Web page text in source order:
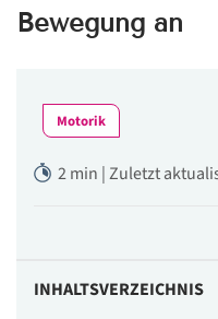
Bewegung an
Motorik
2 min | Zuletzt
INHALTSVERZEICHNIS